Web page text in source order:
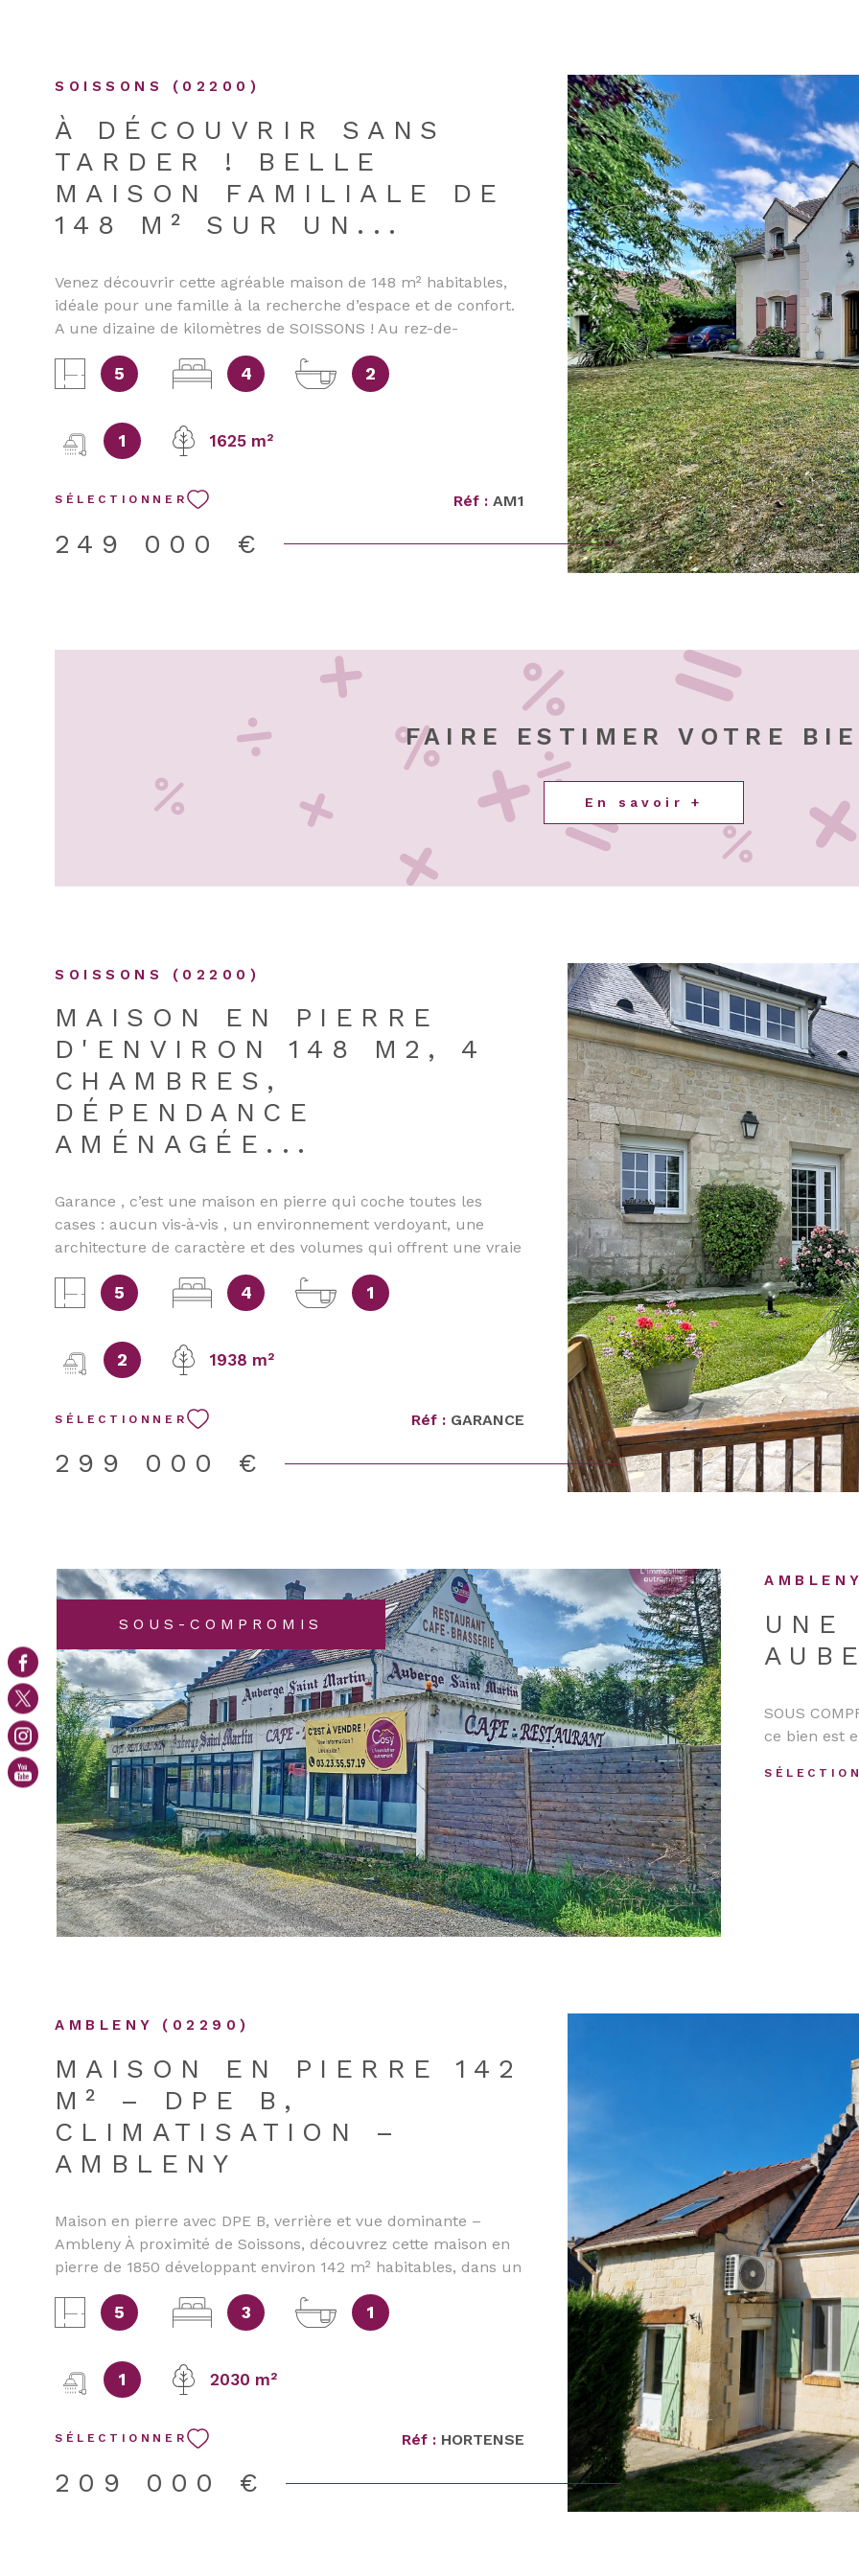
SOISSONS (02200)
À DÉCOUVRIR SANS
TARDER ! BELLE
MAISON FAMILIALE DE
148 M² SUR UN...
Venez découvrir cette agréable maison de 148 m² habitables,
idéale pour une famille à la recherche d’espace et de confort.
A une dizaine de kilomètres de SOISSONS ! Au rez-de-
vie lumineuse composée d’une cuisine ouverte sur un salon-
séjour de 43,91 m², une chambre, une salle de bains ainsi
qu’un WC indépendant. À l’étage, la maison offre trois
chambres, dont une spacieuse suite de 18 m² avec son
d’une baignoire, et un WC séparé À l’extérieur, vous profiterez
d’un magnifique terrain de 1 625 m², idéal pour les moments
de détente en famille ou entre amis, ainsi que d’une grande
terrasse. Un garage complète le bien. À l’arrière de celui-ci se
aménagés, apportant un espace supplémentaire très
appréciable. Une maison aux beaux volumes, offrant de
nombreuses possibilités d’aménagement, dans un
environnement agréable. DPE : D - GES : D, estimation des
coûts annuels du logement compris entre 2 360 € et 3 250 €,
abonnement inclus. Pour connaître les éventuels risques liés à
ce bien, rendez-vous sur www.georisques.gouv.fr Cette maison
vous est présentée par Adrien Marthon, Agent Commercial
Appelez nous au 06.52.66.88.83 Les informations sur les
risques auxquels ce bien est exposé sont disponibles sur le
5 4 2
1 1625 m²
SÉLECTIONNER Réf : AM1
249 000 €
FAIRE ESTIMER VOTRE
En savoir +
SOISSONS (02200)
MAISON EN PIERRE
D'ENVIRON 148 M2, 4
CHAMBRES,
DÉPENDANCE
AMÉNAGÉE...
Garance , c’est une maison en pierre qui coche toutes les
cases : aucun vis‑à‑vis , un environnement verdoyant, une
architecture de caractère et des volumes qui offrent une vraie
qualité de vie. À l’intérieur, vous profitez d’un salon‑séjour avec
cheminée , d’une grande cuisine aménagée et équipée , et de
quatre chambres confortables. Les tomettes , les poutres , les
murs de pierre : chaque détail apporte chaleur et authenticité.
Les caves complètent l’ensemble, parfait pour le rangement
terrain s’ouvrent sur une vue panoramique dégagée . La
terrasse en pierre, baignée de lumière, devient un espace de
vie à part entière, idéal pour les repas d’été, les moments de
détente ou les soirées entre amis. La dépendance aménagée
studio d’amis , un logement autonome , ou un projet de
maison d’hôtes . Garance n’est pas seulement une maison :
c’est une opportunité rare, un lieu où l’on s’installe pour
profiter, entreprendre, recevoir… et respirer. DPE 402 - GES 15,
estimation annuelle des coûts de consommation entre 4750 et
6490 € abonnements compris. Pour connaître les risques
éventuels liés à ce bien, rendez-vous sur www.géorisques.fr
Garance vous est proposée par Sandrine Dumont, Agente
commerciale enregistrée au RC de Soissons sous le numéro
877 759 308. Pour découvrir ce bien, appelez nous au
06.75.56.22.27 Les informations sur les risques auxquels ce
bien est exposé sont disponibles sur le site Géorisques
5 4 1
2 1938 m²
SÉLECTIONNER Réf : GARANCE
299 000 €
UNE
SOUS
ce bien est
SOUS-COMPROMIS
VOIR LE BIEN
AMBLENY (02290)
MAISON EN PIERRE 142
M² – DPE B,
CLIMATISATION –
AMBLENY
Maison en pierre avec DPE B, verrière et vue dominante –
Ambleny À proximité de Soissons, découvrez cette maison en
pierre de 1850 développant environ 142 m² habitables, dans un
environnement calme et verdoyant. Son DPE B constitue un
avantage particulièrement rare pour une maison ancienne.
Elle bénéficie d’une pompe à chaleur réversible assurant le
chauffage et la climatisation, d’un poêle à granulés, d’une
cheminée double foyer et d’une isolation performante, offrant
ancienne lumineuse et atypique Le rez-de-chaussée
comprend une pièce de vie chaleureuse avec cheminée
double foyer, prolongée par un salon pouvant, selon les
besoins, être aménagé en chambre. La maison se distingue
5 3 1
1 2030 m²
SÉLECTIONNER Réf : HORTENSE
209 000 €